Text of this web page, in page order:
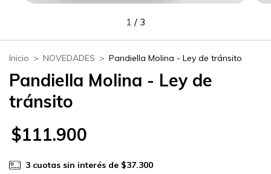
1 / 3
Inicio > NOVEDADES > Pandiella Molina - Ley de tránsito
Pandiella Molina - Ley de
tránsito
$111.900
3 cuotas sin interés de $37.300